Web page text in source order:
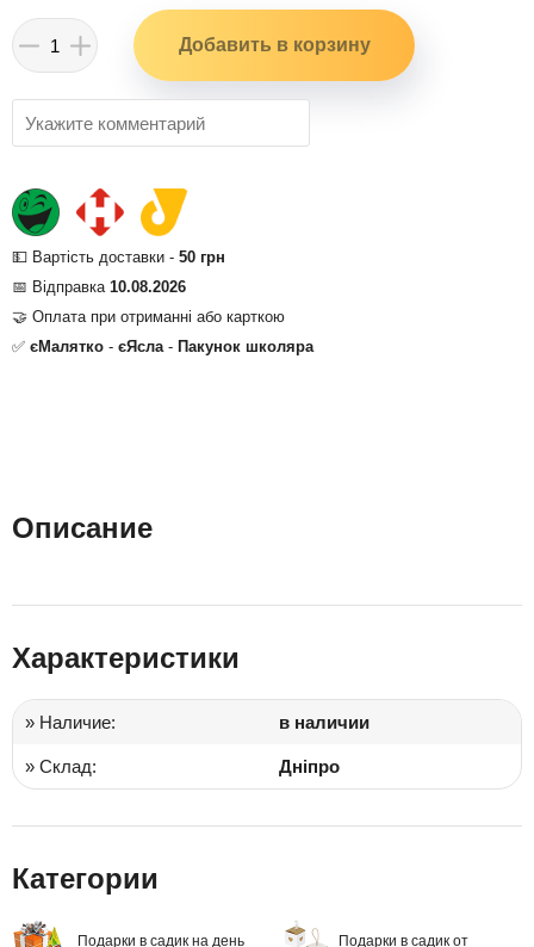
💵 Вартість доставки - 50 грн
📅 Відправка 10.08.2026
🤝 Оплата при отриманні або карткою
✅ єМалятко - єЯсла- Пакунок школяра
Описание
Характеристики
» Наличие: в наличии
» Склад: Дніпро
Категории
Подарки в садик на день Подарки в садик от